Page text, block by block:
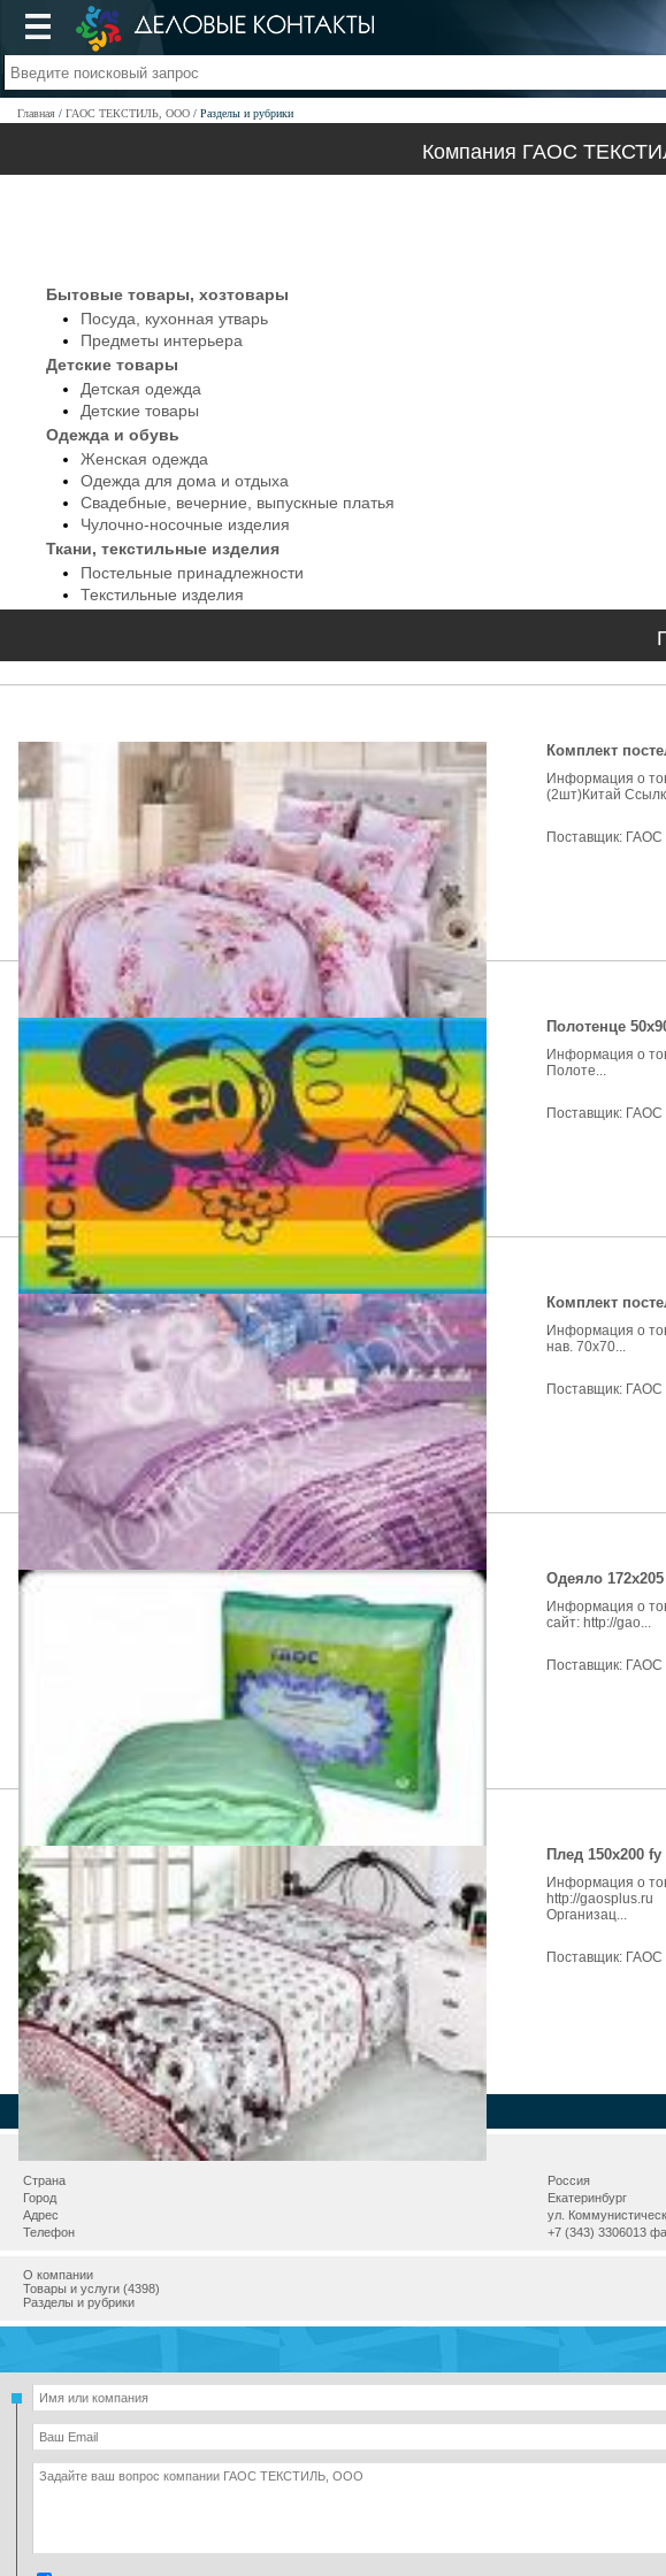
Главная ГАОС ТЕКСТИЛЬ, ООО Разделы и рубрики
Компания ГАОС
Бытовые товары, хозтовары
Посуда, кухонная утварь
Предметы интерьера
Детские товары
Детская одежда
Детские товары
Одежда и обувь
Женская одежда
Одежда для дома и отдыха
Свадебные, вечерние, выпускные платья
Чулочно-носочные изделия
Ткани, текстильные изделия
Постельные принадлежности
Текстильные изделия
Комплект
Информация о
(2шт)Китай
Поставщик:
Полотенце
Информация о
Полоте...
Поставщик:
Комплект
Информация о
нав. 70х70...
Поставщик:
Одеяло
Информация о
сайт: http://gao...
Поставщик:
Плед 150х200
Информация о
http://gaosplus.ru
Организац...
Поставщик:
Страна
Россия
Город
Екатеринбург
Адрес
ул.
Телефон
+7 (343) 3306013
О компании
Товары и услуги (4398)
Разделы и рубрики